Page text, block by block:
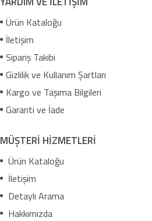
Ürün Kataloğu
İletişim
Sipariş Takibi
Gizlilik ve Kullanım Şartları
Kargo ve Taşıma Bilgileri
Garanti ve İade
MÜŞTERİ HİZMETLERİ
Ürün Kataloğu
İletişim
Detaylı Arama
Hakkımızda